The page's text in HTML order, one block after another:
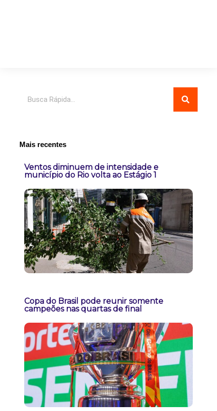
Mais recentes
Ventos diminuem de intensidade e
município do Rio volta ao Estágio 1
Copa do Brasil pode reunir somente
campeões nas quartas de final